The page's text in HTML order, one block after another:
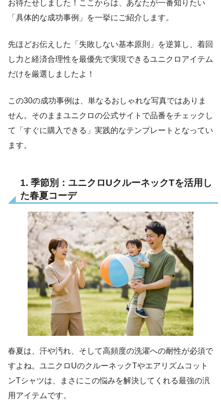
お待たせしました！ここからは、あなたが一番知りたい
「具体的な成功事例」を一挙にご紹介します。
先ほどお伝えした「失敗しない基本原則」を逆算し、着回
し力と経済合理性を最優先で実現できるユニクロアイテム
だけを厳選しましたよ！
この30の成功事例は、単なるおしゃれな写真ではありま
せん。そのままユニクロの公式サイトで品番をチェックし
て「すぐに購入できる」実践的なテンプレートとなってい
ます。
1. 季節別：ユニクロUクルーネックTを活用し
た春夏コーデ
春夏は、汗や汚れ、そして高頻度の洗濯への耐性が必須で
すよね。ユニクロUのクルーネックTやエアリズムコット
ンTシャツは、まさにこの悩みを解決してくれる最強の汎
用アイテムです。